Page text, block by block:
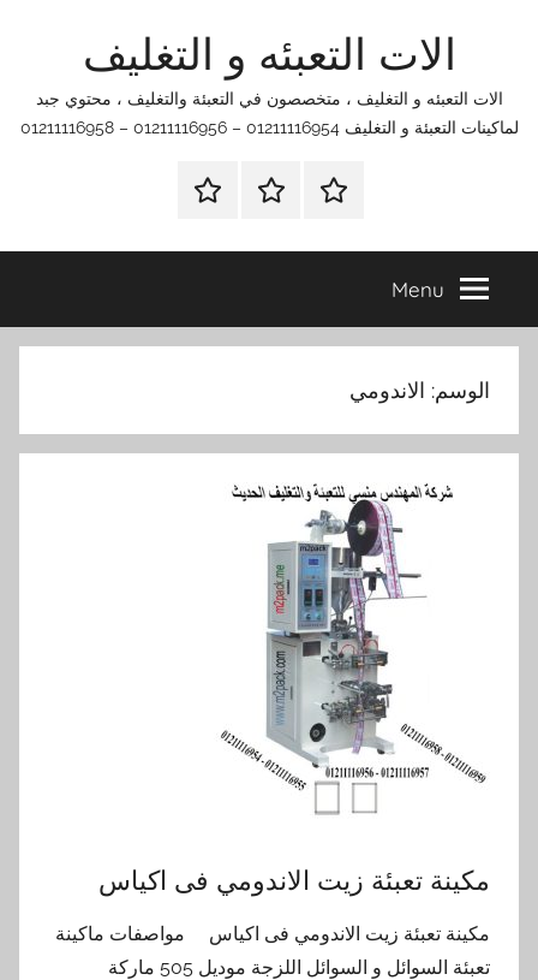
الات التعبئه و التغليف
الات التعبئه و التغليف ، متخصصون في التعبئة والتغليف ، محتوي جبد
لماكينات التعبئة و التغليف 01211116954 – 01211116956 – 01211116958
الرئيسيةاتصل
اتـصـل
في
التي
Menu
الوسم: الاندومي
مكينة تعبئة زيت الاندومي فى اكياس
مكينة تعبئة زيت الاندومي فى اكياس مواصفات ماكينة
تعبئة السوائل و السوائل اللزجة موديل 505 ماركة